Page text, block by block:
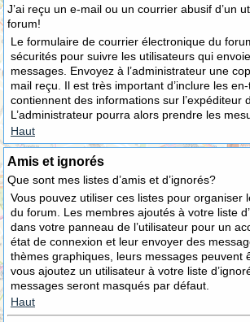
J’ai reçu un e-mail ou un courrier abusif d’un
forum!
Le formulaire de courrier électronique du
sécurités pour suivre les utilisateurs qui
messages. Envoyez à l’administrateur une
mail reçu. Il est très important d’inclure les
contiennent des informations sur l’expéditeur
L’administrateur pourra alors prendre les
Haut
Amis et ignorés
Que sont mes listes d’amis et d’ignorés?
Vous pouvez utiliser ces listes pour organiser
du forum. Les membres ajoutés à votre liste
dans votre panneau de l’utilisateur pour un
état de connexion et leur envoyer des
thèmes graphiques, leurs messages peuvent
vous ajoutez un utilisateur à votre liste
messages seront masqués par défaut.
Haut